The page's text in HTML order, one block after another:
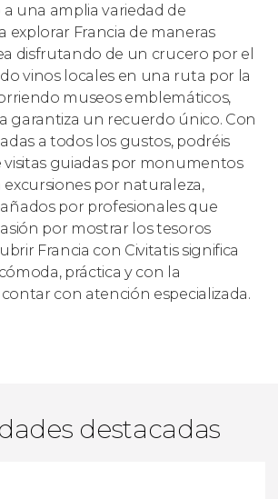
una amplia variedad de
explorar Francia de maneras
disfrutando de un crucero por el
vinos locales en una ruta por la
museos emblemáticos,
garantiza un recuerdo único. Con
a todos los gustos, podréis
visitas guiadas por monumentos
excursiones por naturaleza,
por profesionales que
por mostrar los tesoros
Francia con Civitatis significa
práctica y con la
con atención especializada.
destacadas